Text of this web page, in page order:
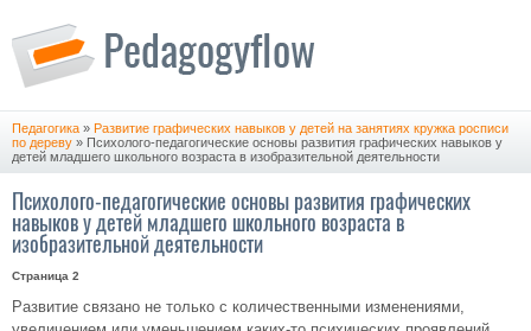
Педагогика » Развитие графических навыков у детей на занятиях кружка росписи
по дереву » Психолого-педагогические основы развития графических навыков у
детей младшего школьного возраста в изобразительной деятельности
Психолого-педагогические основы развития графических
навыков у детей младшего школьного возраста в
изобразительной деятельности
Страница 2
Развитие связано не только с количественными изменениями,